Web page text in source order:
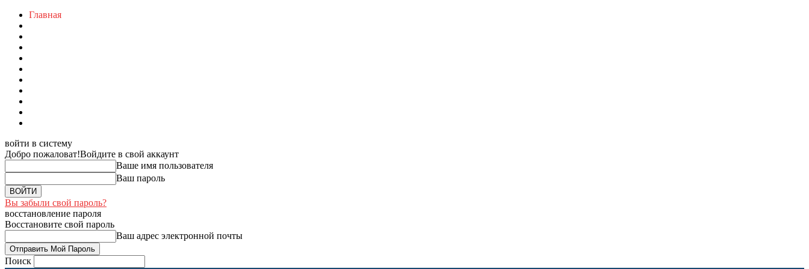
Главная
войти в систему
Добро пожаловат!Войдите в свой аккаунт
Ваше имя пользователя
Ваш пароль
Вы забыли свой пароль?
восстановление пароля
Восстановите свой пароль
Ваш адрес электронной почты
Поиск